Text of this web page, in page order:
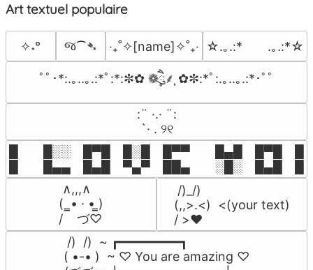
Art textuel populaire
✧˖° જ⁀➴ ‎‧₊˚✧[name]✧˚₊‧ ☆.｡.:*　　.｡.:*☆
ﾟﾟ･*:.｡..｡.:*ﾟ:*:✼✿ ❁ཻུ۪۪⸙͎ ✿✼:*ﾟ:.｡..｡.:*･ﾟﾟ
⠀:¨ ·.· ¨:⠀
⠀ `· . ୨୧⠀
█  █░░ █▀█ █░█ █▀▀  █▄█ █▀█
█  █▄▄ █▄█ ▀▄▀ ██▄  ░█░ █▄█
∧,,,∧
(  ̳• · • ̳)
/    づ♡
/)_/)
(,,>.<)  <(your text)
/ >❤️
/)  /)  ~ ┏━━━━━━━━┓
( •-• )  ~ ♡ You are amazing ♡